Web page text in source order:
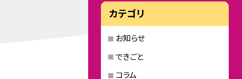
カテゴリ
お知らせ
できごと
コラム